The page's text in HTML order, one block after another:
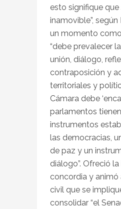
esto signifique que
inamovible”, según
un momento
“debe prevalecer
unión, diálogo,
contraposición y
territoriales y
Cámara debe
parlamentos
instrumentos
las democracias,
de paz y un
diálogo”. Ofreció
concordia y animó
civil que se
consolidar “el